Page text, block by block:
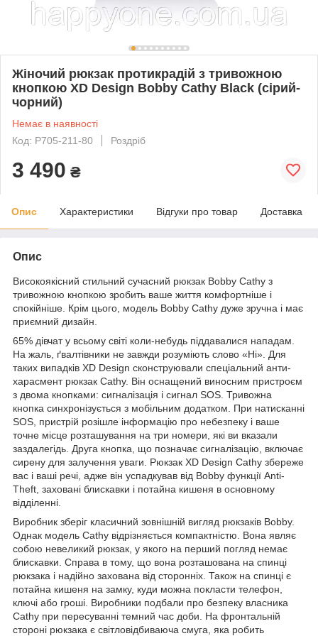
Жіночий рюкзак протикрадій з тривожною
кнопкою XD Design Bobby Cathy Black (сірий-
чорний)
Немає в наявності
Код: P705-211-80
Роздріб
3 490 ₴
Опис Характеристики Відгуки про товар Доставка
Опис
Високоякісний стильний сучасний рюкзак Bobby Cathy з
тривожною кнопкою зробить ваше життя комфортніше і
спокійніше. Крім цього, модель Bobby Cathy дуже зручна і має
приємний дизайн.
65% дівчат у всьому світі коли-небудь піддавалися нападам.
На жаль, ґвалтівники не завжди розуміють слово «Ні». Для
таких випадків XD Design сконструювали спеціальний анти-
харасмент рюкзак Cathy. Він оснащений виносним пристроєм
з двома кнопками: сигналізація і сигнал SOS. Тривожна
кнопка синхронізується з мобільним додатком. При натисканні
SOS, пристрій розішле інформацію про небезпеку і ваше
точне місце розташування на три номери, які ви вказали
заздалегідь. Друга кнопка, що позначає сигналізацію, включає
сирену для залучення уваги. Рюкзак XD Design Cathy збереже
вас і ваші речі, адже він успадкував від Bobby функції Anti-
Theft, заховані блискавки і потайна кишеня в основному
відділенні.
Виробник зберіг класичний зовнішній вигляд рюкзаків Bobby.
Однак модель Cathy відрізняється компактністю. Вона являє
собою невеликий рюкзак, у якого на перший погляд немає
блискавки. Справа в тому, що вона розташована на спинці
рюкзака і надійно захована від сторонніх. Також на спинці є
потайна кишеня на замку, куди можна покласти телефон,
ключі або гроші. Виробники подбали про безпеку власника
Cathy при пересуванні темний час доби. На фронтальній
стороні рюкзака є світловідбиваюча смуга, яка робить